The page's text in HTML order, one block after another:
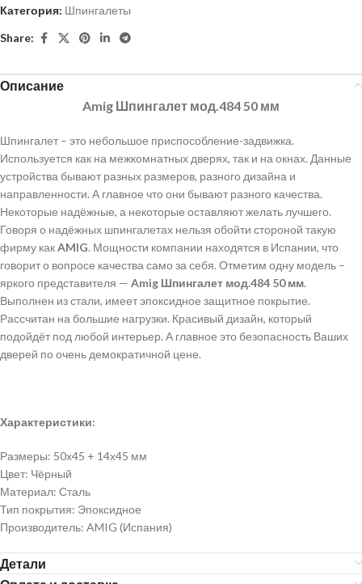
Категория: Шпингалеты
Share:
Описание
Amig Шпингалет мод.484 50 мм
Шпингалет – это небольшое приспособление-задвижка.
Используется как на межкомнатных дверях, так и на окнах. Данные
устройства бывают разных размеров, разного дизайна и
направленности. А главное что они бывают разного качества.
Некоторые надёжные, а некоторые оставляют желать лучшего.
Говоря о надёжных шпингалетах нельзя обойти стороной такую
фирму какAMIG. Мощности компании находятся в Испании, что
говорит о вопросе качества само за себя. Отметим одну модель –
яркого представителя — Amig Шпингалет мод.484 50 мм.
Выполнен из стали, имеет эпоксидное защитное покрытие.
Рассчитан на большие нагрузки. Красивый дизайн, который
подойдёт под любой интерьер. А главное это безопасность Ваших
дверей по очень демократичной цене.
Характеристики:
Размеры: 50х45 + 14х45 мм
Цвет: Чёрный
Материал: Сталь
Тип покрытия: Эпоксидное
Производитель: AMIG (Испания)
Детали